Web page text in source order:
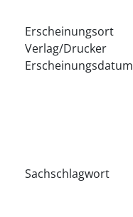
Erscheinungsort
Verlag/Drucker
Erscheinungsdatum
Sachschlagwort